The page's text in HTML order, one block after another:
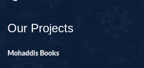
Our Projects
Mohaddis Books